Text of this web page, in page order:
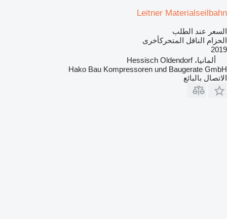
Leitner Materialseilbahn
السعر عند الطلب
الحزام الناقل المتحركأخرى
2019
ألمانيا، Hessisch Oldendorf
Hako Bau Kompressoren und Baugerate GmbH
الاتصال بالبائع